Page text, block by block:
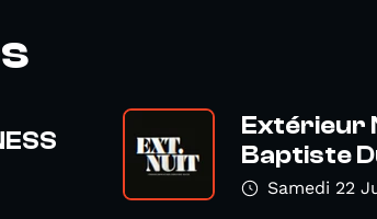
Extérieur
Baptiste
Samedi 22